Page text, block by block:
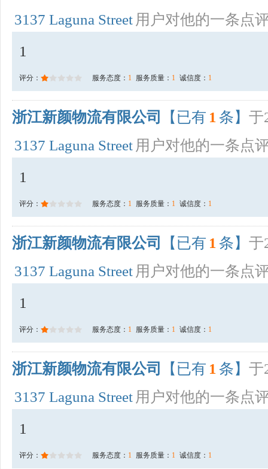
3137 Laguna Street 用户对他的一条点
1
评分： 服务态度： 1 服务质量： 1 诚信度： 1
浙江新颜物流有限公司 【已有 1 条】 于
3137 Laguna Street 用户对他的一条点
1
评分： 服务态度： 1 服务质量： 1 诚信度： 1
浙江新颜物流有限公司 【已有 1 条】 于
3137 Laguna Street 用户对他的一条点
1
评分： 服务态度： 1 服务质量： 1 诚信度： 1
浙江新颜物流有限公司 【已有 1 条】 于
3137 Laguna Street 用户对他的一条点
1
评分： 服务态度： 1 服务质量： 1 诚信度： 1